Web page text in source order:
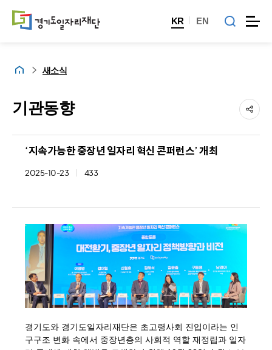
KR EN
홈 새소식
기관동향
‘지속가능한 중장년 일자리 혁신 콘퍼런스’ 개최
2025-10-23 433
경기도와 경기도일자리재단은 초고령사회 진입이라는 인
구구조 변화 속에서 중장년층의 사회적 역할 재정립과 일자